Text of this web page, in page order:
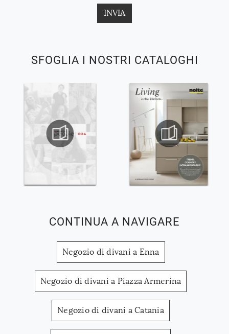
SFOGLIA I NOSTRI CATALOGHI
CONTINUA A NAVIGARE
Negozio di divani a Enna
Negozio di divani a Piazza Armerina
Negozio di divani a Catania
INVIA